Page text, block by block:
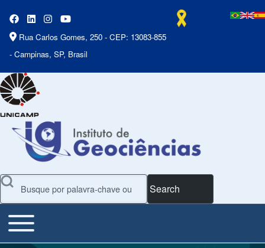
Rua Carlos Gomes, 250 - CEP: 13083-855
- Campinas, SP, Brasil
Search
Main Menu
Toggle main menu